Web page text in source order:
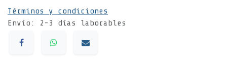
Términos y condiciones
Envío: 2-3 días laborables